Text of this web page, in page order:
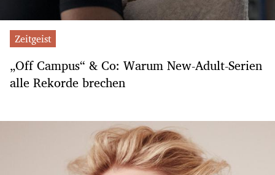
Zeitgeist
„Off Campus“ & Co: Warum New-Adult-Serien
alle Rekorde brechen